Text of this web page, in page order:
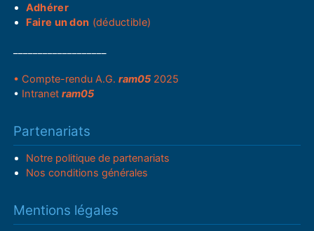
Adhérer
Faire un don (déductible)
• Compte-rendu A.G.ram05 2025
• Intranetram05
Partenariats
Notre politique de partenariats
Nos conditions générales
Mentions légales